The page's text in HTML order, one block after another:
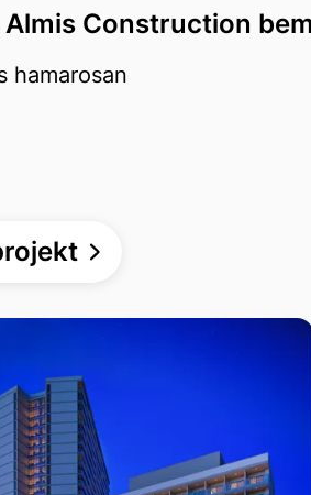
Almis Construction
hamarosan